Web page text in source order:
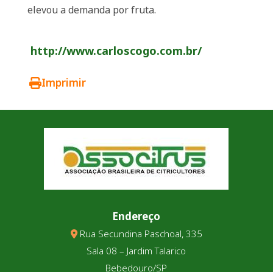
elevou a demanda por fruta.
http://www.carloscogo.com.br/
Imprimir
Endereço
Rua Secundina Paschoal, 335
Sala 08 – Jardim Talarico
Bebedouro/SP